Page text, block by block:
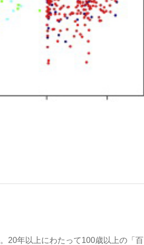
20年以上にわたって100歳以上の「百